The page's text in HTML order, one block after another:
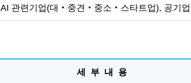
AI 관련기업(대‧중견‧중소‧스타트업), 공기업
세 부 내 용